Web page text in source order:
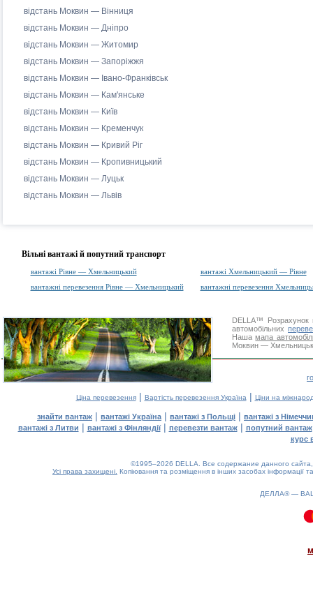
відстань Моквин — Вінниця
відстань Моквин — Дніпро
відстань Моквин — Житомир
відстань Моквин — Запоріжжя
відстань Моквин — Івано-Франківськ
відстань Моквин — Кам'янське
відстань Моквин — Київ
відстань Моквин — Кременчук
відстань Моквин — Кривий Ріг
відстань Моквин — Кропивницький
відстань Моквин — Луцьк
відстань Моквин — Львів
Вільні вантажі й попутний транспорт
вантажі Рівне — Хмельницький
вантажі Хмельницький — Рівне
вантажні перевезення Рівне — Хмельницький
вантажні перевезення
DELLA™
Розрахунок
автомобільних
Нашамапа
Моквин —
Ціна перевезення| Вартість перевезення Україна | Ціни на
знайти вантаж | вантажі Україна | вантажі з Польщі | вантажі з
вантажі з Литви | вантажі з Фінляндії| перевезти вантаж| попутний вантаж
курс
©1995–2026 DELLA. Все содержание данного
Усі права захищені. Копіювання та розміщення в інших засобах інформації
ДЕЛЛА® —